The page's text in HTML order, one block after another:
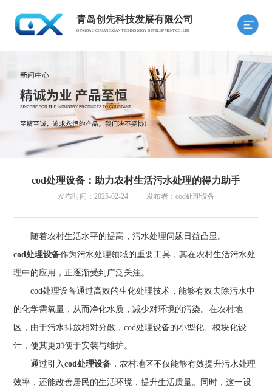
青岛创先科技发展有限公司
QINGDAO CHUANGXIAN TECHNOLOGY DEVELOPMENT CO.,LTD
cod处理设备：助力农村生活污水处理的得力助手
发布时间：2025-02-24 发布者：cod处理设备
随着农村生活水平的提高，污水处理问题日益凸显。
cod处理设备作为污水处理领域的重要工具，其在农村生活污水处
理中的应用，正逐渐受到广泛关注。
cod处理设备通过高效的生化处理技术，能够有效去除污水中
的化学需氧量，从而净化水质，减少对环境的污染。在农村地
区，由于污水排放相对分散，cod处理设备的小型化、模块化设
计，使其更加便于安装与维护。
通过引入cod处理设备 ，农村地区不仅能够有效提升污水处理
效率，还能改善居民的生活环境，提升生活质量。同时，这一设